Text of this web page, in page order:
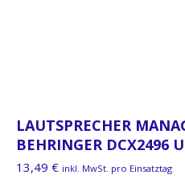
LAUTSPRECHER
BEHRINGER DCX2496
13,49 € inkl. MwSt. pro Einsatztag